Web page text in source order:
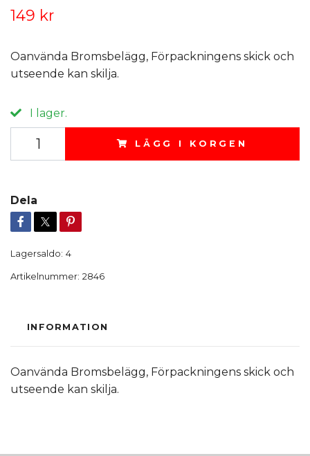
149 kr
Oanvända Bromsbelägg, Förpackningens skick och
utseende kan skilja.
I lager.
LÄGG I KORGEN
Dela
Lagersaldo: 4
Artikelnummer: 2846
INFORMATION
Oanvända Bromsbelägg, Förpackningens skick och
utseende kan skilja.